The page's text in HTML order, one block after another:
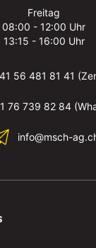
Freitag
08:00 - 12:00 Uhr
13:15 - 16:00 Uhr
56 481 81 41
76 739 82 84
info@msch-